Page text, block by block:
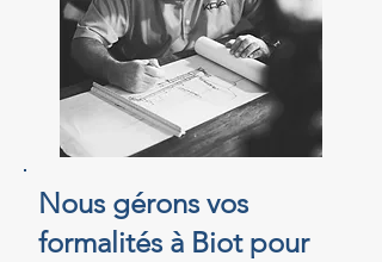
Nous gérons vos
formalités à Biot pour